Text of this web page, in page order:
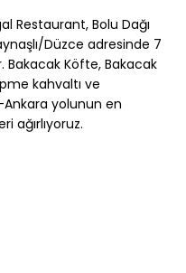
[2026]
Restaurant, Bolu Dağı
Düzce adresinde 7
Köfte, Bakacak
kahvaltı ve
Ankara yolunun en
ağırlıyoruz.